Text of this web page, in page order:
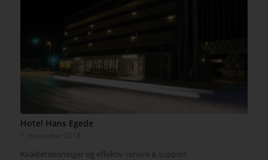
Hotel Hans Egede
Kvalitetsløsninger og effektiv service & support